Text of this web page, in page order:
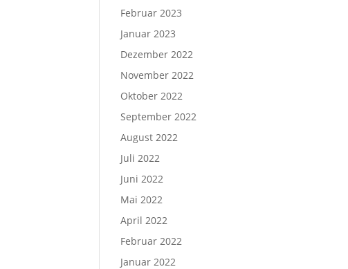
Februar 2023
Januar 2023
Dezember 2022
November 2022
Oktober 2022
September 2022
August 2022
Juli 2022
Juni 2022
Mai 2022
April 2022
Februar 2022
Januar 2022